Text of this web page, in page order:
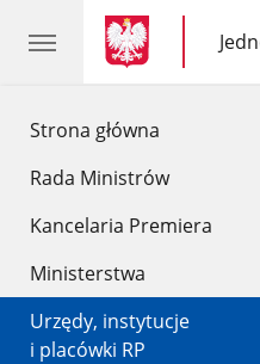
Strona główna
Rada Ministrów
Kancelaria Premiera
Ministerstwa
Urzędy, instytucje
i placówki RP
gov.pl
gov.pl
Jednostki